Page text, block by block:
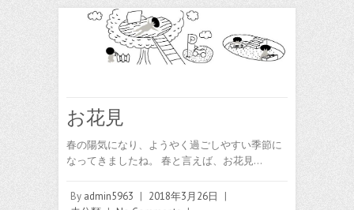
お花見
春の陽気になり、ようやく過ごしやすい季節に
なってきましたね。 春と言えば、お花見…
By admin5963 | 2018年3月26日
|